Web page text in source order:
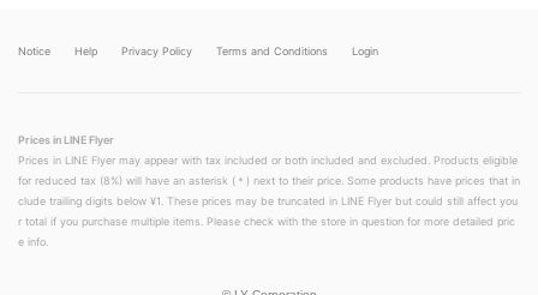
Notice Help Privacy Policy Terms and Conditions Login
Prices in LINE Flyer
Prices in LINE Flyer may appear with tax included or both included and excluded. Products eligible
for reduced tax (8%) will have an asterisk (＊) next to their price. Some products have prices that in
clude trailing digits below ¥1. These prices may be truncated in LINE Flyer but could still affect you
r total if you purchase multiple items. Please check with the store in question for more detailed pric
e info.